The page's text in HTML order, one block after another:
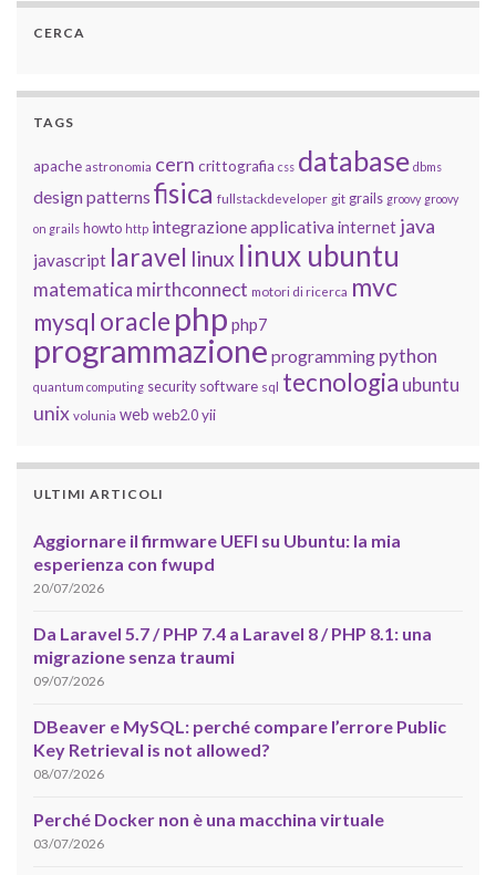
CERCA
TAGS
apache astronomia cern crittografia css database dbms
design patterns fisica fullstackdeveloper git grails groovy groovy
on grails howto http integrazione applicativainternet java
javascript laravel linux linux ubuntu
matematica mirthconnect motori di ricerca mvc
mysql oracle php php7
programmazione programming python
quantum computing security software sql tecnologia ubuntu
unix volunia web web2.0 yii
ULTIMI ARTICOLI
Aggiornare il firmware UEFI su Ubuntu: la mia
esperienza con fwupd
20/07/2026
Da Laravel 5.7 / PHP 7.4 a Laravel 8 / PHP 8.1: una
migrazione senza traumi
09/07/2026
DBeaver e MySQL: perché compare l’errore Public
Key Retrieval is not allowed?
08/07/2026
Perché Docker non è una macchina virtuale
03/07/2026